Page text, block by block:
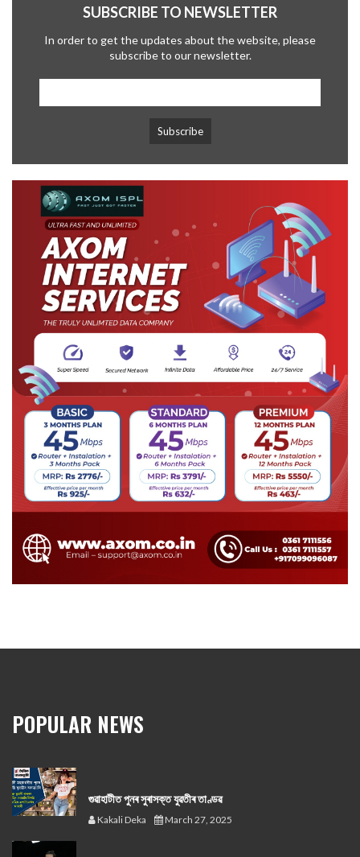
SUBSCRIBE TO NEWSLETTER
In order to get the updates about the website, please
subscribe to our newsletter.
POPULAR NEWS
গুৱাহাটীত পুনৰ সুৰাসক্ত যুৱতীৰ তাণ্ডৱ
Kakali Deka March 27, 2025